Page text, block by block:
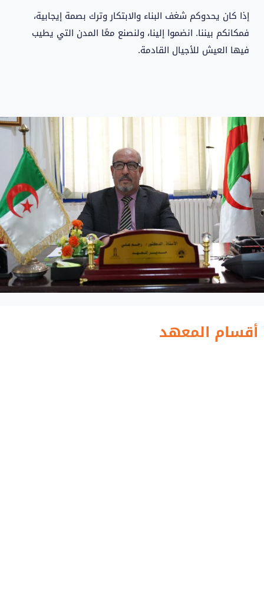
إذا كان يحدوكم شغف البناء والابتكار وترك بصمة إيجابية،
فمكانكم بيننا. انضموا إلينا، ولنصنع معًا المدن التي يطيب
فيها العيش للأجيال القادمة.
أقسام المعهد